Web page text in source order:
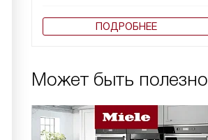
ПОДРОБНЕЕ
Может быть полезно